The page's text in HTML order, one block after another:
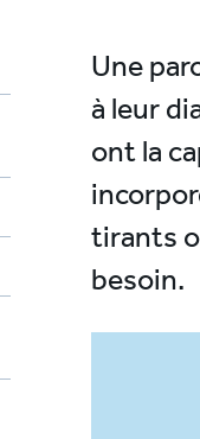
Une
à leur
ont la
tirants
besoin.